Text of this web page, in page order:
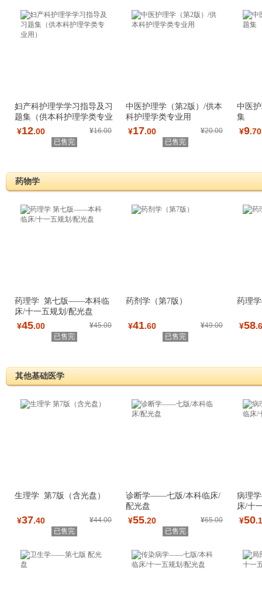
妇产科护理学学习指导及习
题集（供本科护理学类专业
用）
¥12.00 ¥16.00
已售完
中医护理学（第2版）/供本
科护理学类专业用
¥17.00 ¥20.00
已售完
中医
集
¥9.70
药物学
药理学 第七版——本科临
床/十一五规划/配光盘
¥45.00 ¥45.00
已售完
药剂学（第7版）
¥41.60 ¥49.00
已售完
药理
¥58
其他基础医学
生理学 第7版（含光盘）
¥37.40 ¥44.00
已售完
诊断学——七版/本科临床/
配光盘
¥55.20 ¥65.00
已售完
病理
床/十
¥50